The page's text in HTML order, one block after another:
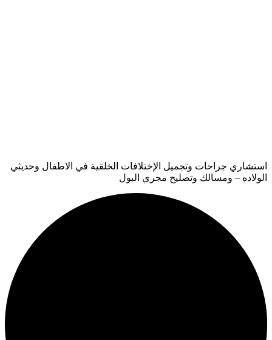
استشاري جراحات وتجميل الإختلافات الخلقية في الاطفال وحديثي
الولاده – ومسالك وتصليح مجري البول